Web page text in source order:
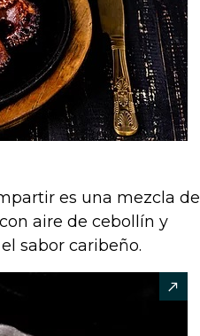
es una mezcla de
aire de cebollín y
sabor caribeño.